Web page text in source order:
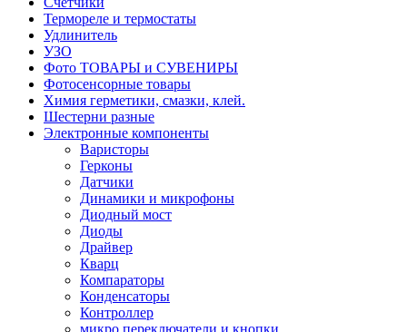
Термореле и термостаты
Удлинитель
УЗО
Фото ТОВАРЫ и СУВЕНИРЫ
Фотосенсорные товары
Химия герметики, смазки, клей.
Шестерни разные
Электронные компоненты
Варисторы
Герконы
Датчики
Динамики и микрофоны
Диодный мост
Диоды
Драйвер
Кварц
Компараторы
Конденсаторы
Контроллер
микро переключатели и кнопки